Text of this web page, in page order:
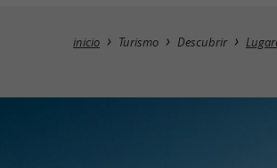
inicio Turismo Descubrir